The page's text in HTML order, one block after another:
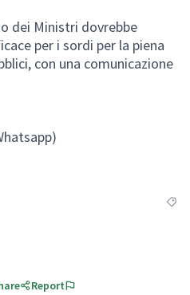
dei Ministri dovrebbe
per i sordi per la piena
con una comunicazione
Report